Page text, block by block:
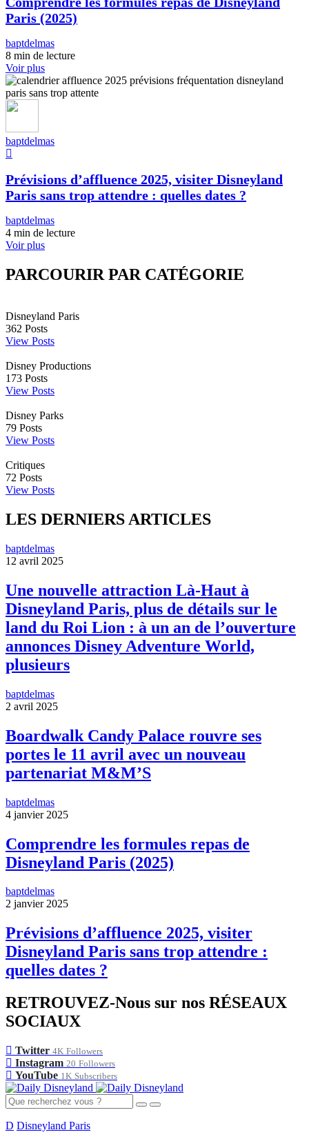
Paris (2025)
baptdelmas
8 min de lecture
Voir plus
baptdelmas
Prévisions d’affluence 2025, visiter Disneyland
Paris sans trop attendre : quelles dates ?
baptdelmas
4 min de lecture
Voir plus
PARCOURIR PAR CATÉGORIE
Disneyland Paris
362 Posts
View Posts
Disney Productions
173 Posts
View Posts
Disney Parks
79 Posts
View Posts
Critiques
72 Posts
View Posts
LES DERNIERS ARTICLES
baptdelmas
12 avril 2025
Une nouvelle attraction Là-Haut à
Disneyland Paris, plus de détails sur le
land du Roi Lion : à un an de l’ouverture
annonces Disney Adventure World,
plusieurs
baptdelmas
2 avril 2025
Boardwalk Candy Palace rouvre ses
portes le 11 avril avec un nouveau
partenariat M&M’S
baptdelmas
4 janvier 2025
Comprendre les formules repas de
Disneyland Paris (2025)
baptdelmas
2 janvier 2025
Prévisions d’affluence 2025, visiter
Disneyland Paris sans trop attendre :
quelles dates ?
RETROUVEZ-Nous sur nos RÉSEAUX
SOCIAUX
Twitter 4K Followers
Instagram 20 Followers
YouTube 1K Subscribers
D Disneyland Paris